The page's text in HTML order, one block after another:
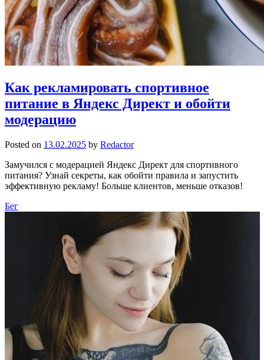
Как рекламировать спортивное
питание в Яндекс Директ и обойти
модерацию
Posted on 13.02.2025 by Redactor
Замучился с модерацией Яндекс Директ для спортивного
питания? Узнай секреты, как обойти правила и запустить
эффективную рекламу! Больше клиентов, меньше отказов!
Бег